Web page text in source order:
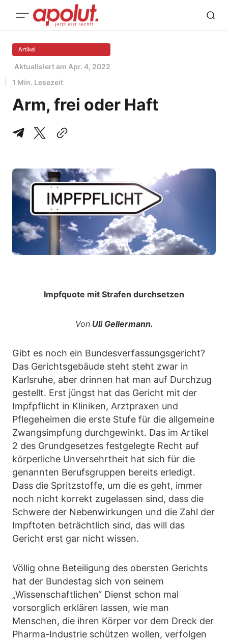
Artikel
Aktualisiert am Apr. 4, 2022
1 Min. Lesezeit
Arm, frei oder Haft
Impfquote mit Strafen durchsetzen
VonUli Gellermann.
Gibt es noch ein Bundesverfassungsgericht?
Das Gerichtsgebäude steht steht zwar in
Karlsruhe, aber drinnen hat man auf Durchzug
gestellt. Erst jüngst hat das Gericht mit der
Impfpflicht in Kliniken, Arztpraxen und
Pflegeheimen die erste Stufe für die allgemeine
Zwangsimpfung durchgewinkt. Das im Artikel
2 des Grundgesetzes festgelegte Recht auf
körperliche Unversehrtheit hat sich für die
genannten Berufsgruppen bereits erledigt.
Dass die Spritzstoffe, um die es geht, immer
noch nicht korrekt zugelassen sind, dass die
Schwere der Nebenwirkungen und die Zahl der
Impftoten beträchtlich sind, das will das
Gericht erst gar nicht wissen.
Völlig ohne Beteiligung des obersten Gerichts
hat der Bundestag sich von seinem
„Wissenschaftlichen“ Dienst schon mal
vorsorglich erklären lassen, wie man
Menschen, die ihren Körper vor dem Dreck der
Pharma-Industrie schützen wollen, verfolgen